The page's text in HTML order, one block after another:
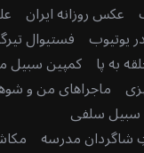
عکس روزانه ایران
یوتیوب فستیوال
به پا کمپین سبیل
ماجراهای من و
سبیل سلفی
مدرسه